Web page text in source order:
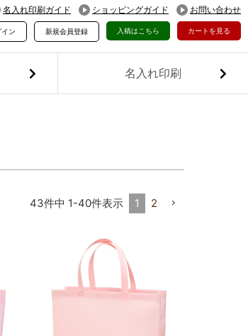
名入れ印刷ガイド ショッピングガイド お問い合わせ
カートを見る
入稿はこちら
イン 新規会員登録
名入れ印刷
43件中 1-40件表示 1 2